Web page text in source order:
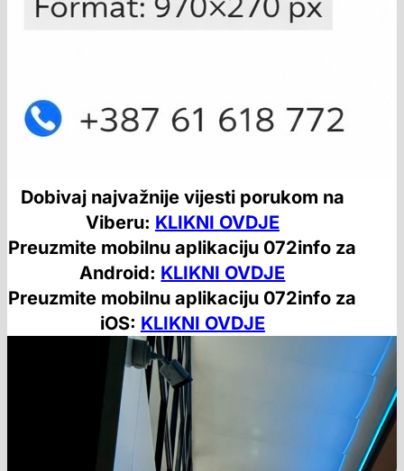
Dobivaj najvažnije vijesti porukom na
Viberu: KLIKNI OVDJE
Preuzmite mobilnu aplikaciju 072info za
Android: KLIKNI OVDJE
Preuzmite mobilnu aplikaciju 072info za
iOS: KLIKNI OVDJE